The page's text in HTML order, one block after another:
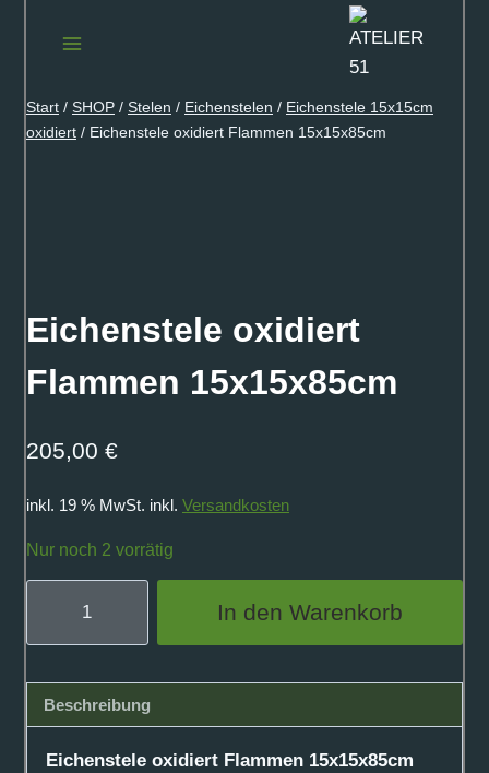
Inhalt
Start / SHOP / Stelen / Eichenstelen / Eichenstele 15x15cm
oxidiert / Eichenstele oxidiert Flammen 15x15x85cm
Eichenstele oxidiert
Flammen 15x15x85cm
205,00 €
inkl. 19 % MwSt. inkl. Versandkosten
Nur noch 2 vorrätig
oxidiert
15x15x85cm
Menge
In den Warenkorb
Beschreibung
Eichenstele oxidiert Flammen 15x15x85cm